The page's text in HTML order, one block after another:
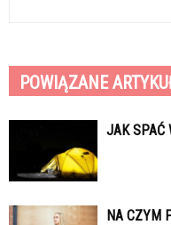
POWIĄZANE
JAK SPAĆ
NA CZYM